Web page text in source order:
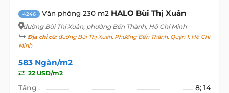
4246 Văn phòng 230 m2 HALO Bùi Thị Xuân
đường Bùi Thị Xuân, phường Bến Thành, Hồ Chí Minh
Địa chỉ cũ:đường Bùi Thị Xuân, Phường Bến Thành, Quận 1, Hồ Chí
Minh
583 Ngàn/m2
22 USD/m2
Tầng
8; 14